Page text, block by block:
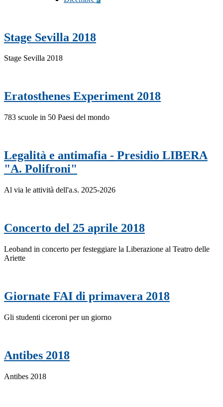
Stage Sevilla 2018
Stage Sevilla 2018
Eratosthenes Experiment 2018
783 scuole in 50 Paesi del mondo
Legalità e antimafia - Presidio LIBERA
"A. Polifroni"
Al via le attività dell'a.s. 2025-2026
Concerto del 25 aprile 2018
Leoband in concerto per festeggiare la Liberazione al Teatro delle
Ariette
Giornate FAI di primavera 2018
Gli studenti ciceroni per un giorno
Antibes 2018
Antibes 2018